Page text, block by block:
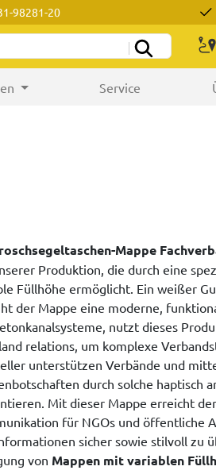
98281-20
Service
Mappe
Produktion, die durch eine
Füllhöhe ermöglicht. Ein weißer
der Mappe eine moderne,
nutzt dieses
relations, um komplexe
unterstützen Verbände und
durch solche haptisch
Mit dieser Mappe erreicht
für NGOs und öffentliche
sicher sowie stilvoll zu
von Mappen mit variablen